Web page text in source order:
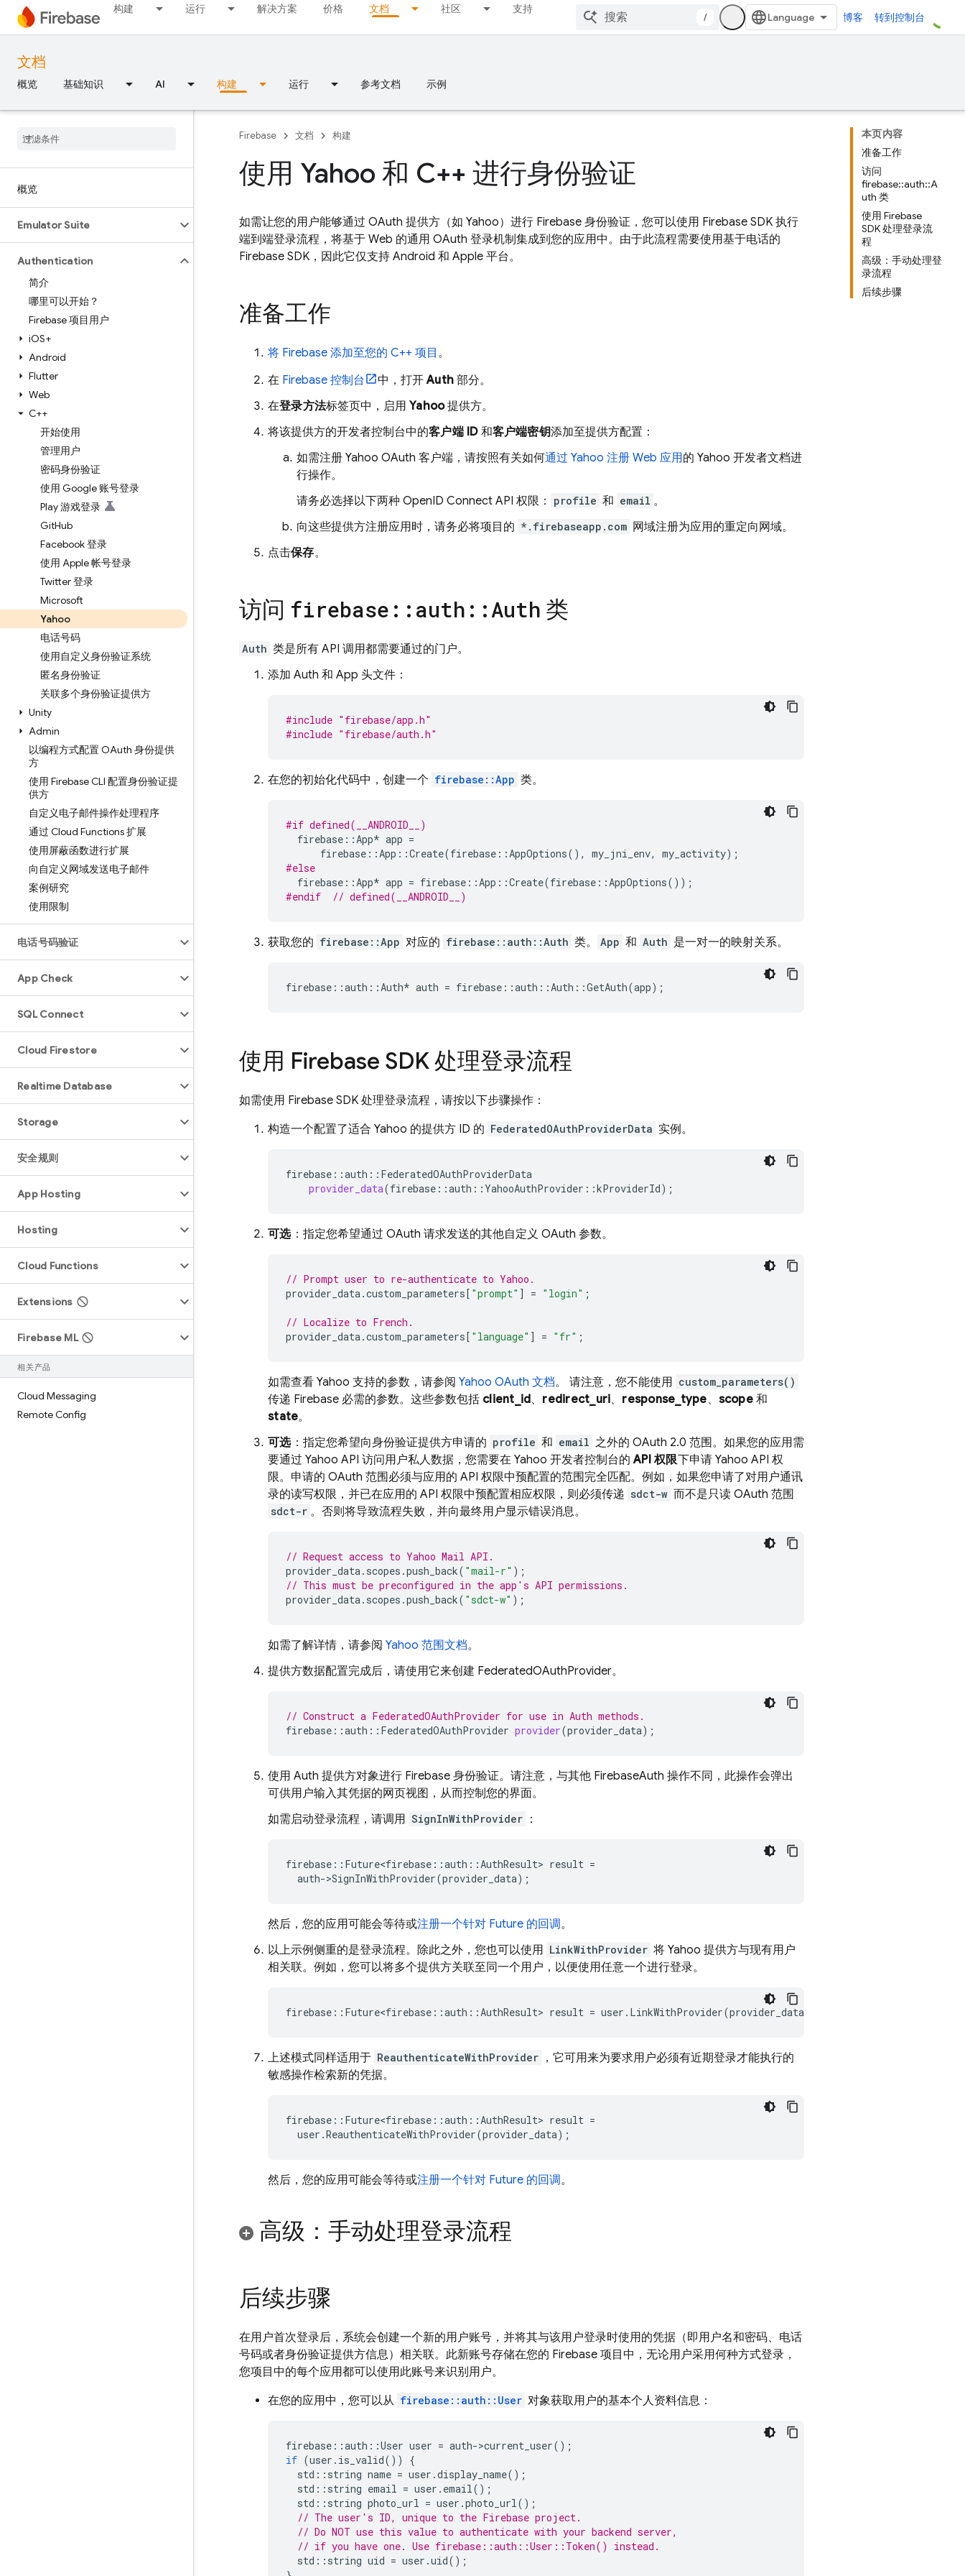
构建 运行 解决方案 价格 文档 社区 支持
/ 博客 转到控制台
文档
概览 基础知识 AI 构建 运行 参考文档 示例
概览
Emulator Suite
Authentication
简介
哪里可以开始？
Firebase 项目用户
iOS+
Android
Flutter
Web
C++
开始使用
管理用户
密码身份验证
使用 Google 账号登录
Play 游戏登录
GitHub
Facebook 登录
使用 Apple 帐号登录
Twitter 登录
Microsoft
Yahoo
电话号码
使用自定义身份验证系统
匿名身份验证
关联多个身份验证提供方
Unity
Admin
以编程方式配置 OAuth 身份提供
方
使用 Firebase CLI 配置身份验证提
供方
自定义电子邮件操作处理程序
通过 Cloud Functions 扩展
使用屏蔽函数进行扩展
向自定义网域发送电子邮件
案例研究
使用限制
电话号码验证
App Check
SQL Connect
Cloud Firestore
Realtime Database
Storage
安全规则
App Hosting
Hosting
Cloud Functions
Extensions
Firebase ML
相关产品
Cloud Messaging
Remote Config
本页内容
准备工作
访问
firebase::auth::A
uth 类
使用 Firebase
SDK 处理登录流
程
高级：手动处理登
录流程
后续步骤
Firebase 文档 构建
使用 Yahoo 和 C++ 进行身份验证
如需让您的用户能够通过 OAuth 提供方（如 Yahoo）进行 Firebase 身份验证，您可以使用 Firebase SDK 执行
端到端登录流程，将基于 Web 的通用 OAuth 登录机制集成到您的应用中。由于此流程需要使用基于电话的
Firebase SDK，因此它仅支持 Android 和 Apple 平台。
准备工作
将 Firebase 添加至您的 C++ 项目 。
在 Firebase 控制台 中，打开Auth 部分。
在登录方法标签页中，启用 Yahoo提供方。
将该提供方的开发者控制台中的客户端 ID和客户端密钥添加至提供方配置：
如需注册 Yahoo OAuth 客户端，请按照有关如何通过 Yahoo 注册 Web 应用的 Yahoo 开发者文档进
行操作。
请务必选择以下两种 OpenID Connect API 权限：
profile 和 email 。
向这些提供方注册应用时，请务必将项目的 *.firebaseapp.com 网域注册为应用的重定向网域。
点击保存。
访问 firebase :: auth ::Auth 类
Auth 类是所有 API 调用都需要通过的门户。
添加 Auth 和 App 头文件：
#include "firebase/app.h"
#include "firebase/auth.h"
在您的初始化代码中，创建一个 firebase::App 类。
#if defined(__ANDROID__)
firebase ::App* app =
firebase ::App ::Create(firebase ::AppOptions(), my_jni_env, my_activity);
#else
firebase ::App* app = firebase ::App ::Create(firebase ::AppOptions());
#endif
// defined(__ANDROID__)
获取您的 firebase::App 对应的 firebase::auth::Auth 类。 App 和 Auth 是一对一的映射关系。
firebase ::auth ::Auth* auth = firebase ::auth ::Auth ::GetAuth(app);
使用 Firebase SDK 处理登录流程
如需使用 Firebase SDK 处理登录流程，请按以下步骤操作：
构造一个配置了适合 Yahoo 的提供方 ID 的 FederatedOAuthProviderData 实例。
firebase ::auth :: FederatedOAuthProviderData
provider_data(firebase ::auth :: YahooAuthProvider ::kProviderId);
可选：指定您希望通过 OAuth 请求发送的其他自定义 OAuth 参数。
// Prompt user to re-authenticate to Yahoo.
provider_data.custom_parameters[ "prompt" ] = "login" ;
// Localize to French.
provider_data.custom_parameters[ "language" ] = "fr" ;
如需查看 Yahoo 支持的参数，请参阅 Yahoo OAuth 文档。 请注意，您不能使用 custom_parameters()
传递 Firebase 必需的参数。这些参数包括 client_id、 redirect_uri、 response_type、 scope和
state。
可选：指定您希望向身份验证提供方申请的 profile 和 email 之外的 OAuth 2.0 范围。如果您的应用需
要通过 Yahoo API 访问用户私人数据，您需要在 Yahoo 开发者控制台的API 权限下申请 Yahoo API 权
限。申请的 OAuth 范围必须与应用的 API 权限中预配置的范围完全匹配。例如，如果您申请了对用户通讯
录的读写权限，并已在应用的 API 权限中预配置相应权限，则必须传递 sdct-w 而不是只读 OAuth 范围
sdct-r 。否则将导致流程失败，并向最终用户显示错误消息。
// Request access to Yahoo Mail API.
provider_data. scopes .push_back( "mail-r" );
// This must be preconfigured in the app's API permissions.
provider_data. scopes .push_back( "sdct-w" );
如需了解详情，请参阅 Yahoo 范围文档。
提供方数据配置完成后，请使用它来创建 FederatedOAuthProvider。
// Construct a FederatedOAuthProvider for use in Auth methods.
firebase ::auth :: FederatedOAuthProvider provider(provider_data);
使用 Auth 提供方对象进行 Firebase 身份验证。请注意，与其他 FirebaseAuth 操作不同，此操作会弹出
可供用户输入其凭据的网页视图，从而控制您的界面。
如需启动登录流程，请调用 SignInWithProvider ：
firebase :: Future<firebase ::auth ::AuthResult> result =
auth->SignInWithProvider(provider_data);
然后，您的应用可能会等待或注册一个针对 Future 的回调。
以上示例侧重的是登录流程。除此之外，您也可以使用 LinkWithProvider 将 Yahoo 提供方与现有用户
相关联。例如，您可以将多个提供方关联至同一个用户，以便使用任意一个进行登录。
firebase :: Future<firebase ::auth ::AuthResult> result = user . LinkWithProvider(provider_data
上述模式同样适用于 ReauthenticateWithProvider ，它可用来为要求用户必须有近期登录才能执行的
敏感操作检索新的凭据。
firebase :: Future<firebase ::auth ::AuthResult> result =
user .ReauthenticateWithProvider(provider_data);
然后，您的应用可能会等待或注册一个针对 Future 的回调。
高级：手动处理登录流程
后续步骤
在用户首次登录后，系统会创建一个新的用户账号，并将其与该用户登录时使用的凭据（即用户名和密码、电话
号码或者身份验证提供方信息）相关联。此新账号存储在您的 Firebase 项目中，无论用户采用何种方式登录，
您项目中的每个应用都可以使用此账号来识别用户。
在您的应用中，您可以从 firebase::auth::User 对象获取用户的基本个人资料信息：
firebase ::auth ::User user = auth->current_user();
if (user . is_valid())
{
std :: string name = user .display_name();
std :: string email = user . email();
std :: string photo_url = user .photo_url();
// The user's ID, unique to the Firebase project.
// Do NOT use this value to authenticate with your backend server,
// if you have one. Use firebase::auth::User::Token() instead.
std :: string uid = user .uid();